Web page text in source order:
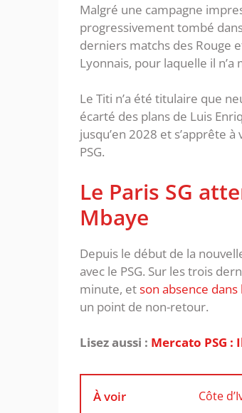
Malgré une campagne
progressivement tombé
derniers matchs des Rouge
Lyonnais, pour laquelle il n’a
Le Titi n’a été titulaire que
écarté des plans de Luis
jusqu’en 2028 et s’apprête
PSG.
Le Paris SG
Mbaye
Depuis le début de la
avec le PSG. Sur les trois
minute, etson absence
un point de non-retour.
Lisez aussi : Mercato PSG
À voir Côte